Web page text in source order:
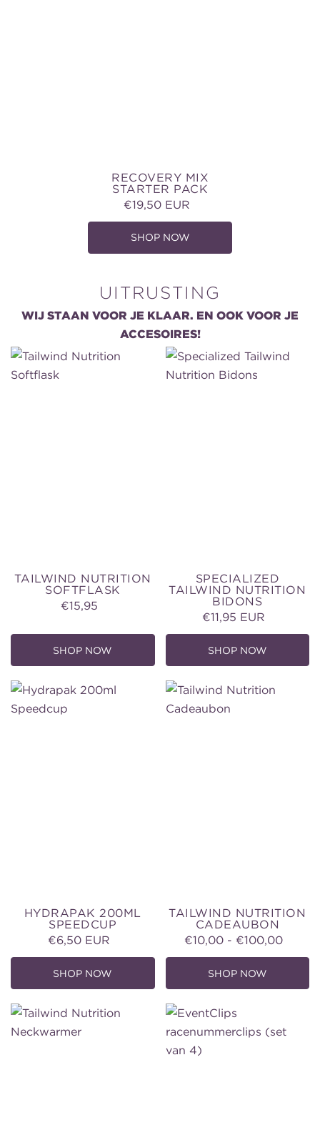
RECOVERY MIX
STARTER PACK
Normale
prijs
€19,50 EUR
SHOP NOW
UITRUSTING
WIJ STAAN VOOR JE KLAAR. EN OOK VOOR JE
ACCESOIRES!
Tailwind
Nutrition
TAILWIND NUTRITION
SOFTFLASK
Normale
€15,95
SHOP NOW
Specialized
Tailwind
SPECIALIZED
TAILWIND NUTRITION
BIDONS
Normale
prijs
€11,95 EUR
SHOP NOW
Hydrapak
200ml
HYDRAPAK 200ML
SPEEDCUP
Normale
prijs
€6,50 EUR
SHOP NOW
Tailwind
Nutrition
TAILWIND NUTRITION
CADEAUBON
Normale
prijs
€10,00 - €100,00
SHOP NOW
Tailwind
Nutrition
EventClips
racenummerclips
(set